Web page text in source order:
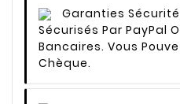
Garanties Sécurité
Sécurisés Par PayPal
Bancaires. Vous
Chèque.